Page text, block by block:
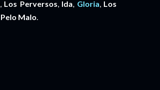
, Los Perversos, Ida, Gloria, Los
Pelo Malo.